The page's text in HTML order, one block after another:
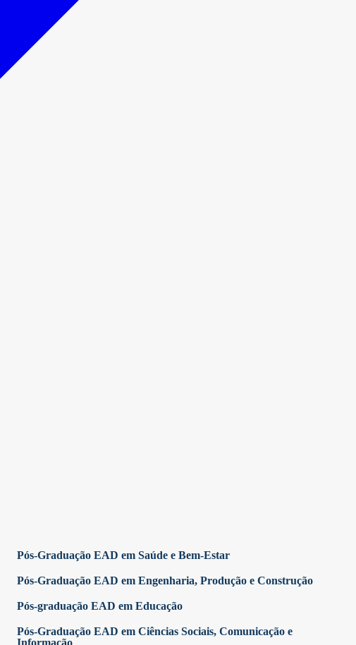
Pós-Graduação EAD em Saúde e Bem-Estar
Pós-Graduação EAD em Engenharia, Produção e Construção
Pós-graduação EAD em Educação
Pós-Graduação EAD em Ciências Sociais, Comunicação e
Informação